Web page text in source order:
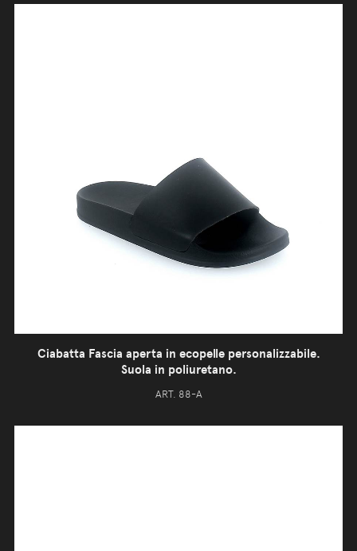
Ciabatta Fascia aperta in ecopelle personalizzabile.
Suola in poliuretano.
ART. 88-A